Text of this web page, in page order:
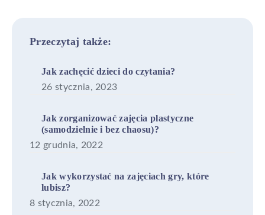
Primary
Sidebar
Przeczytaj także:
Jak zachęcić dzieci do czytania?
26 stycznia, 2023
Jak zorganizować zajęcia plastyczne
(samodzielnie i bez chaosu)?
12 grudnia, 2022
Jak wykorzystać na zajęciach gry, które
lubisz?
8 stycznia, 2022